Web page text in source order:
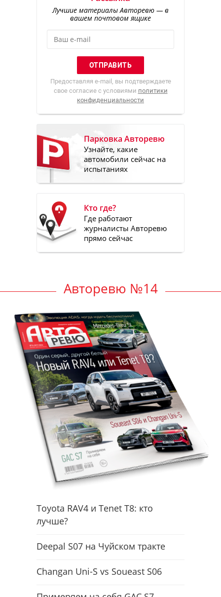
Лучшие материалы Авторевю — в
вашем почтовом ящике
Предоставляя e-mail, вы подтверждаете
свое согласие с условиями политики
конфиденциальности
Парковка Авторевю
Узнайте, какие
автомобили сейчас на
испытаниях
Кто где?
Где работают
журналисты Авторевю
прямо сейчас
Авторевю №14
Toyota RAV4 и Tenet T8: кто
лучше?
Deepal S07 на Чуйском тракте
Changan Uni-S vs Soueast S06